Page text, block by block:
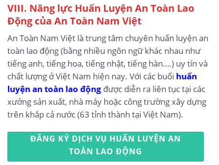
VIII. Năng lực Huấn Luyện An Toàn Lao
Động của An Toàn Nam Việt
An Toàn Nam Việt là trung tâm chuyên huấn luyện an
toàn lao động (bằng nhiều ngôn ngữ khác nhau như
tiếng anh, tiếng hoa, tiếng nhật, tiếng hàn….) uy tín và
chất lượng ở Việt Nam hiện nay. Với các buổi huấn
luyện an toàn lao động được diễn ra liên tục tại các
xưởng sản xuất, nhà máy hoặc công trường xây dựng
trên khắp cả nước (63 tỉnh thành tại Việt Nam).
ĐĂNG KÝ DỊCH VỤ HUẤN LUYỆN AN
TOÀN LAO ĐỘNG